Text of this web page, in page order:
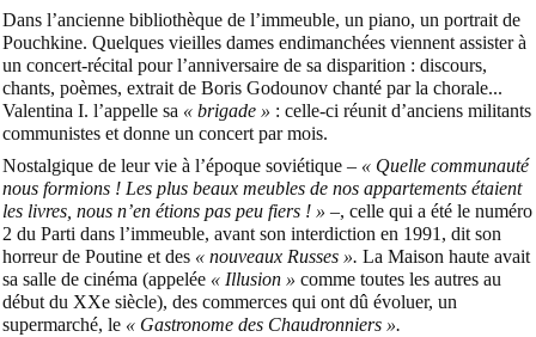
Dans l’ancienne bibliothèque de l’immeuble, un piano, un portrait de
Pouchkine. Quelques vieilles dames endimanchées viennent assister à
un concert-récital pour l’anniversaire de sa disparition : discours,
chants, poèmes, extrait de Boris Godounov chanté par la chorale...
Valentina I. l’appelle sa « brigade » : celle-ci réunit d’anciens militants
communistes et donne un concert par mois.
Nostalgique de leur vie à l’époque soviétique – « Quelle communauté
nous formions ! Les plus beaux meubles de nos appartements étaient
les livres, nous n’en étions pas peu fiers ! » –, celle qui a été le numéro
2 du Parti dans l’immeuble, avant son interdiction en 1991, dit son
horreur de Poutine et des « nouveaux Russes ». La Maison haute avait
sa salle de cinéma (appelée « Illusion » comme toutes les autres au
début du XXe siècle), des commerces qui ont dû évoluer, un
supermarché, le « Gastronome des Chaudronniers ».